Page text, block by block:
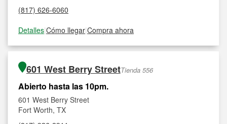
(817) 626-6060
Detalles|Cómo llegar|Compra ahora
601 West Berry StreetTienda 556
Abierto hasta las 10pm.
601 West Berry Street
Fort Worth, TX